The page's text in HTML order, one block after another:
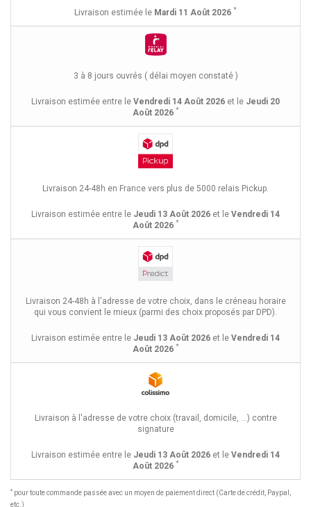
Livraison estimée le Mardi 11 Août 2026 *
3 à 8 jours ouvrés ( délai moyen constaté )
Livraison estimée entre le Vendredi 14 Août 2026 et le Jeudi 20
Août 2026 *
Livraison 24-48h en France vers plus de 5000 relais Pickup.
Livraison estimée entre le Jeudi 13 Août 2026 et le Vendredi 14
Août 2026 *
Livraison 24-48h à l'adresse de votre choix, dans le créneau horaire
qui vous convient le mieux (parmi des choix proposés par DPD).
Livraison estimée entre le Jeudi 13 Août 2026 et le Vendredi 14
Août 2026 *
Livraison à l'adresse de votre choix (travail, domicile, ...) contre
signature
Livraison estimée entre le Jeudi 13 Août 2026 et le Vendredi 14
Août 2026 *
* pour toute commande passée avec un moyen de paiement direct (Carte de crédit, Paypal,
etc.)